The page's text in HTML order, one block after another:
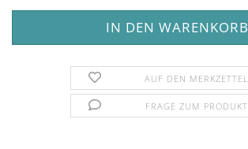
AUF DEN MERKZETTEL
FRAGE ZUM PRODUKT